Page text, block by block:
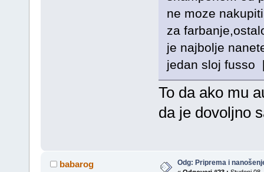
ne moze
za
je najbolje
jedan sloj fusso
To da ako mu
da je dovoljno
babarog Odg: Priprema i